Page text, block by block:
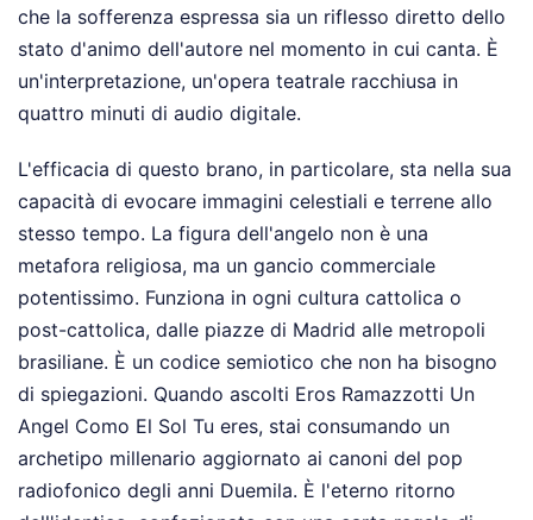
che la sofferenza espressa sia un riflesso diretto dello
stato d'animo dell'autore nel momento in cui canta. È
un'interpretazione, un'opera teatrale racchiusa in
quattro minuti di audio digitale.
L'efficacia di questo brano, in particolare, sta nella sua
capacità di evocare immagini celestiali e terrene allo
stesso tempo. La figura dell'angelo non è una
metafora religiosa, ma un gancio commerciale
potentissimo. Funziona in ogni cultura cattolica o
post-cattolica, dalle piazze di Madrid alle metropoli
brasiliane. È un codice semiotico che non ha bisogno
di spiegazioni. Quando ascolti Eros Ramazzotti Un
Angel Como El Sol Tu eres, stai consumando un
archetipo millenario aggiornato ai canoni del pop
radiofonico degli anni Duemila. È l'eterno ritorno